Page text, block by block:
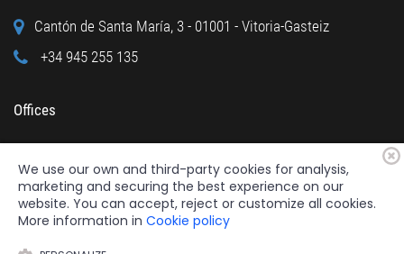
Cantón de Santa María, 3 - 01001 - Vitoria-Gasteiz
+34 945 255 135
Offices
+34 945 122 160
We use our own and third-party cookies for analysis,
marketing and securing the best experience on our
website. You can accept, reject or customize all cookies.
More information in Cookie policy